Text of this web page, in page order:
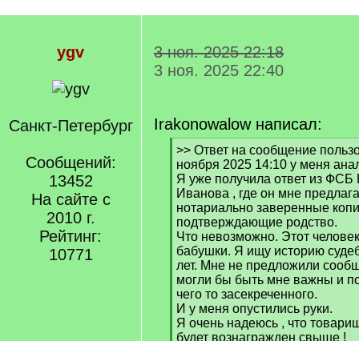
ygv
Санкт-Петербург
Сообщений:
13452
На сайте с
2010 г.
Рейтинг:
10771
3 ноя. 2025 22:18
3 ноя. 2025 22:40
Irakonowalow написал:
[
q
]
>> Ответ на сообщение
ноября 2025 14:10 у меня
Я уже получила ответ из
Иванова , где он мне
нотариально заверенные
подтверждающие родство.
Что невозможно. Этот
бабушки. Я ищу историю
лет. Мне не предложили
могли бы быть мне важны и
чего то засекреченного.
И у меня опустились руки.
Я очень надеюсь , что
будет вознагражден свыше !